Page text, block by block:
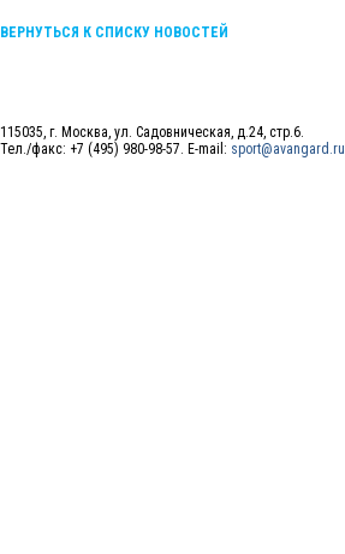
ВЕРНУТЬСЯ К СПИСКУ НОВОСТЕЙ
115035, г. Москва, ул. Садовническая, д.24, стр.6.
Тел./факс: +7 (495) 980-98-57. E-mail: sport@avangard.ru